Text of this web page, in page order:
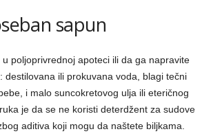
sapun
poljoprivrednoj apoteci ili da ga napravite
destilovana ili prokuvana voda, blagi tečni
i malo suncokretovog ulja ili eteričnog
je da se ne koristi deterdžent za sudove
aditiva koji mogu da naštete biljkama.